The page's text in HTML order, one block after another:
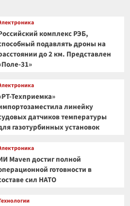
комплекс РЭБ,
подавлять дроны на
до 2 км. Представлен
31»
Техприемка»
линейку
датчиков температуры
газотурбинных установок
Maven достиг полной
готовности в
сил НАТО